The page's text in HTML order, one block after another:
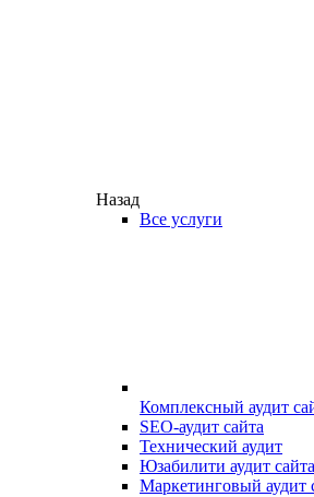
Назад
Все услуги
Комплексный аудит
SEO-аудит сайта
Технический аудит
Юзабилити аудит сайта
Маркетинговый аудит